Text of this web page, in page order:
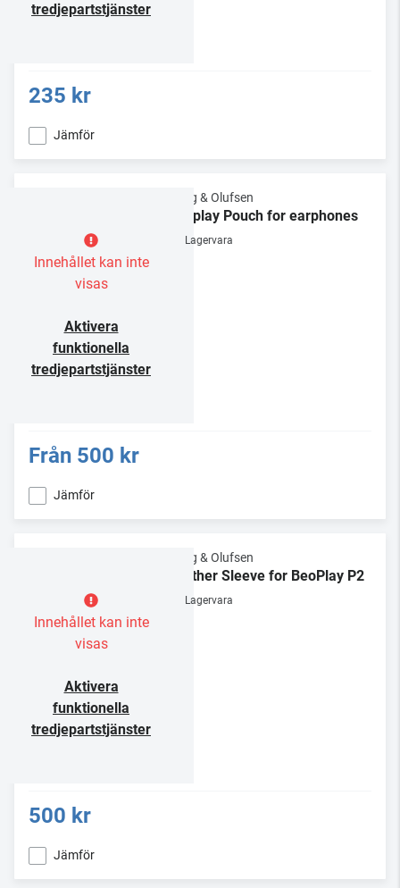
tredjepartstjänster
235 kr
Jämför
Innehållet kan inte
visas
Aktivera
funktionella
tredjepartstjänster
Bang & Olufsen
Beoplay Pouch for earphones
Lagervara
Från 500 kr
Jämför
Innehållet kan inte
visas
Aktivera
funktionella
tredjepartstjänster
Bang & Olufsen
Leather Sleeve for BeoPlay P2
Lagervara
500 kr
Jämför